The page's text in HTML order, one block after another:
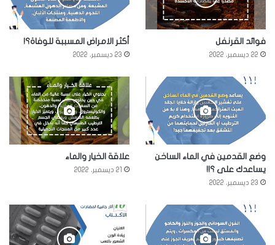
فوائد القرنفل
22 ديسمبر، 2022
أكثر الامراض المسببة للوفاة؟!
23 ديسمبر، 2022
وضع القدمين في الماء الساخن
يساعدك على ؟!!
23 ديسمبر، 2022
علاقة الخيار والماء
21 ديسمبر، 2022